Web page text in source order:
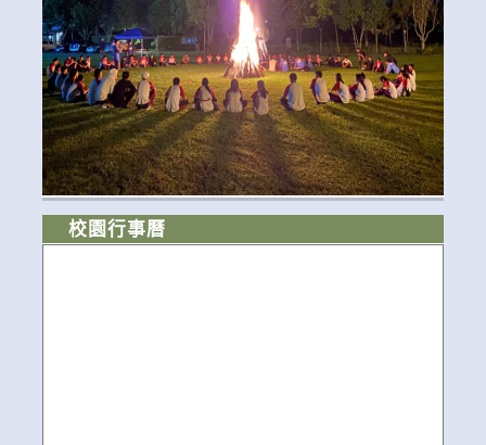
校園行事曆